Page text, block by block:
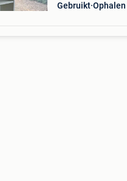
Gebruikt Ophalen